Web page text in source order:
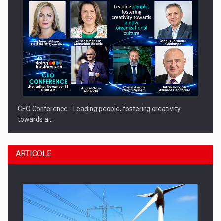
CEO Conference - Leading people, fostering creativity
towards a…
ARTICOLE